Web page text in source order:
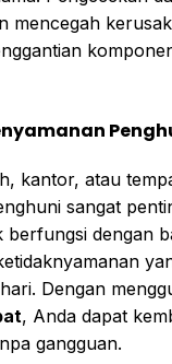
mencegah
kantor, atau
sangat
berfungsi dengan
Dengan
, Anda dapat
gangguan.